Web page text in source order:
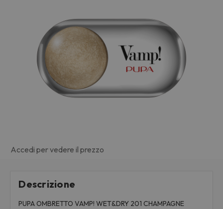
Accedi per vedere il prezzo
Descrizione
PUPA OMBRETTO VAMP! WET&DRY 201 CHAMPAGNE